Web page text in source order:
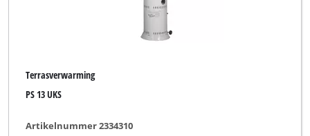
Terrasverwarming
PS 13 UKS
Artikelnummer 2334310